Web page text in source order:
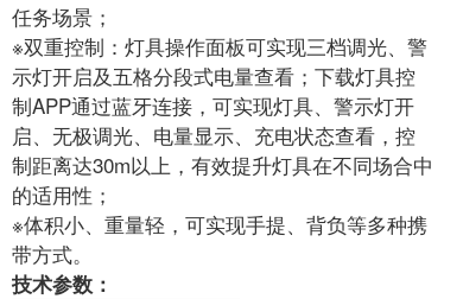
任务场景；
※双重控制：灯具操作面板可实现三档调光、警
示灯开启及五格分段式电量查看；下载灯具控
制APP通过蓝牙连接，可实现灯具、警示灯开
启、无极调光、电量显示、充电状态查看，控
制距离达30m以上，有效提升灯具在不同场合中
的适用性；
※体积小、重量轻，可实现手提、背负等多种携
带方式。
技术参数：